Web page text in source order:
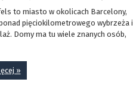
to miasto w okolicach Barcelony,
pięciokilometrowego wybrzeża i
Domy ma tu wiele znanych osób,
»